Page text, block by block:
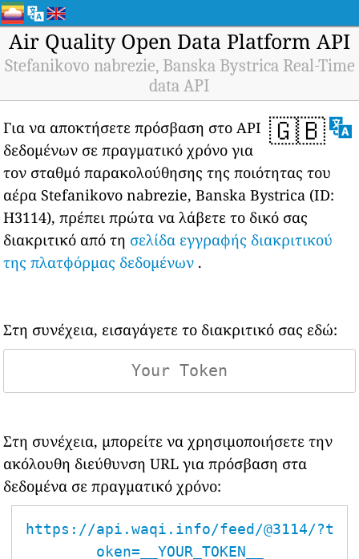
Air Quality Open Data Platform API
Stefanikovo nabrezie, Banska Bystrica Real-Time
data API
🇬🇧
Για να αποκτήσετε πρόσβαση στο API
δεδομένων σε πραγματικό χρόνο για
τον σταθμό παρακολούθησης της ποιότητας του
αέρα Stefanikovo nabrezie, Banska Bystrica (ID:
H3114), πρέπει πρώτα να λάβετε το δικό σας
διακριτικό από τη σελίδα εγγραφής διακριτικού
της πλατφόρμας δεδομένων .
Στη συνέχεια, εισαγάγετε το διακριτικό σας εδώ:
Στη συνέχεια, μπορείτε να χρησιμοποιήσετε την
ακόλουθη διεύθυνση URL για πρόσβαση στα
δεδομένα σε πραγματικό χρόνο:
https://api.waqi.info/feed/@3114/?t
oken=__YOUR_TOKEN__